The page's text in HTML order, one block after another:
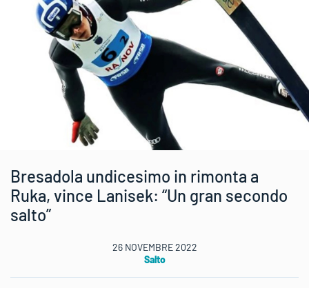
Bresadola undicesimo in rimonta a
Ruka, vince Lanisek: “Un gran secondo
salto”
26 NOVEMBRE 2022
Salto